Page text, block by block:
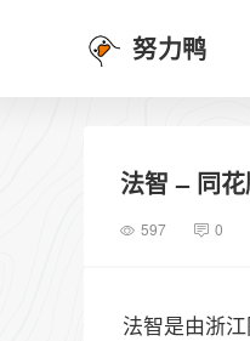
努力鸭
法智 – 同
597 0
法智是由浙